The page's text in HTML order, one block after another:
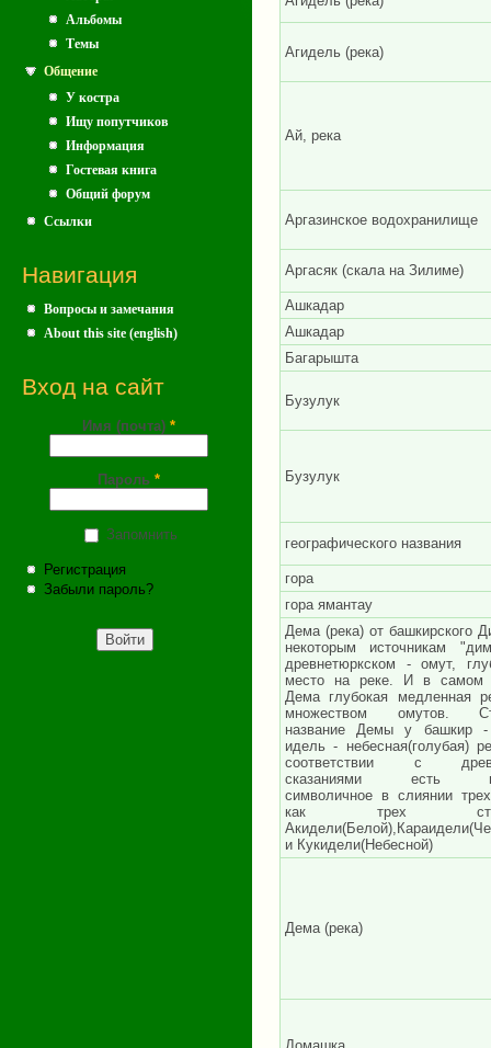
Альбомы
Темы
Общение
У костра
Ищу попутчиков
Информация
Гостевая книга
Общий форум
Ссылки
Навигация
Вопросы и замечания
About this site (english)
Вход на сайт
Имя (почта) *
Пароль *
Запомнить
Регистрация
Забыли пароль?
Агидель (река)
Ай, река
Аргазинское водохранилище
Аргасяк (скала на Зилиме)
Ашкадар
Ашкадар
Багарышта
Бузулук
Бузулук
географического названия
гора
гора ямантау
Дема (река) от башкирского
некоторым источникам
древнетюркском - омут,
место на реке. И в самом
Дема глубокая медленная
множеством омутов.
название Демы у башкир -
идель - небесная(голубая)
соответствии с
сказаниями есть
символичное в слиянии
как трех
и Кукидели(Небесной)
Дема (река)